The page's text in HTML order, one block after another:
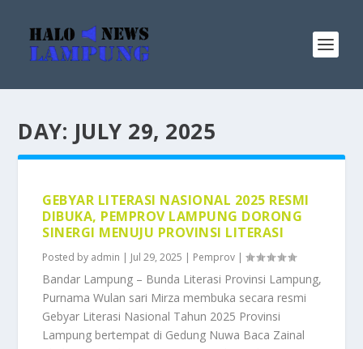
DAY: JULY 29, 2025
GEBYAR LITERASI NASIONAL 2025 RESMI
DIBUKA, PEMPROV LAMPUNG DORONG
SINERGI MENUJU PROVINSI LITERASI
Posted by admin | Jul 29, 2025 | Pemprov |
Bandar Lampung – Bunda Literasi Provinsi Lampung,
Purnama Wulan sari Mirza membuka secara resmi
Gebyar Literasi Nasional Tahun 2025 Provinsi
Lampung bertempat di Gedung Nuwa Baca Zainal